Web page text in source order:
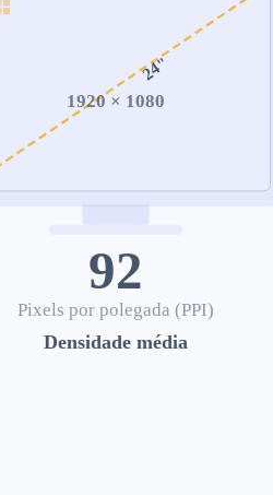
24
"
1920× 1080
92
Pixels por polegada (PPI)
Densidade média